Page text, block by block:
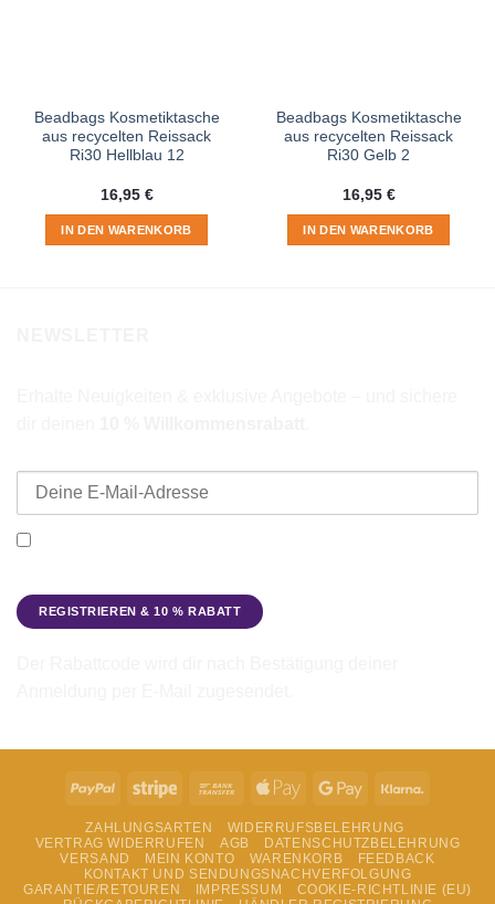
Beadbags Kosmetiktasche
aus recycelten Reissack
Ri30 Hellblau 12
16,95 €
IN DEN WARENKORB
Beadbags Kosmetiktasche
aus recycelten Reissack
Ri30 Gelb 2
16,95 €
IN DEN WARENKORB
PayPal Stripe
Bank
Apple
Google
ZAHLUNGSARTEN
WIDERRUFSBELEHRUNG
VERTRAG WIDERRUFEN
AGB
DATENSCHUTZBELEHRUNG
VERSAND
MEIN KONTO WARENKORB
FEEDBACK
KONTAKT UND SENDUNGSNACHVERFOLGUNG
GARANTIE/RETOUREN
IMPRESSUM
COOKIE-RICHTLINIE (EU)